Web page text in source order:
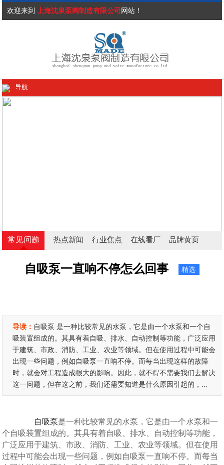
欢迎来到 上海沈泉泵阀制造有限公司 网站！
导航
常见问题 热点新闻 行业焦点 在线看厂 品牌黄页
自吸泵一直响不停怎么回事 精选
导读： 自吸泵 是一种比较常见的水泵，它是由一个水泵和一个自
吸装置组成的。其具有着自吸、排水、自动控制等功能，广泛应用
于建筑、市政、消防、工业、农业等领域。但在使用过程中可能会
出现一些问题，例如自吸泵一直响不停。而每当出现这样的故障
时，就会对工程造成很大的影响。因此，就不得不需要我们去解决
这一问题，但在这之前，我们还需要知道是什么原因引起的，...
自吸泵是一种比较常见的水泵，它是由一个水泵和一
个自吸装置组成的。其具有着自吸、排水、自动控制等功能，
广泛应用于建筑、市政、消防、工业、农业等领域。但在使用
过程中可能会出现一些问题，例如自吸泵一直响不停。而每当